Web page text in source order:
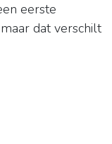
eerste
dat verschilt